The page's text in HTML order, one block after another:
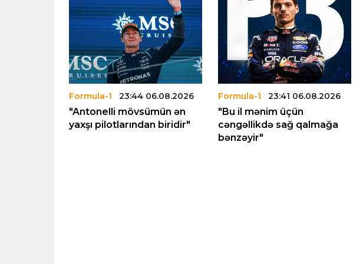
Formula-1 23:44 06.08.2026
"Antonelli mövsümün ən
yaxşı pilotlarından biridir"
Formula-1 23:41 06.08.2026
"Bu il mənim üçün
cəngəllikdə sağ qalmağa
bənzəyir"